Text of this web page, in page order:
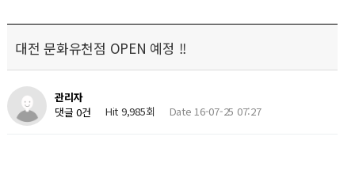
대전 문화유천점 OPEN 예정 !!
관리자
댓글 0건
Hit 9,985회 Date 16-07-25 07:27